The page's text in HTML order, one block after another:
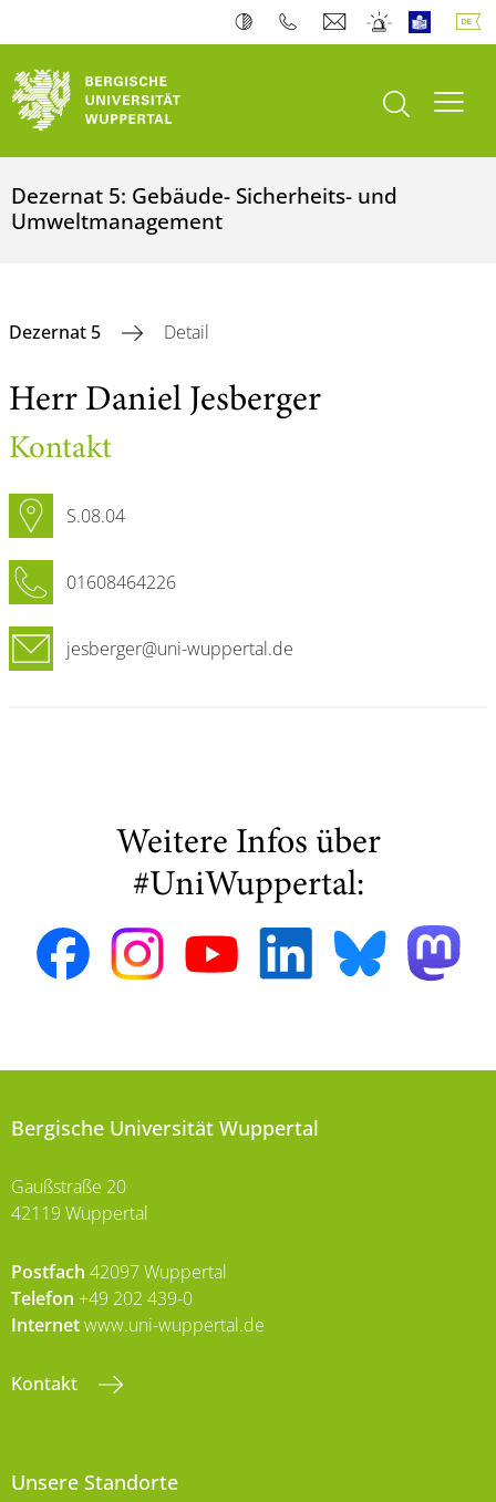
Suche öffnen
Dezernat 5: Gebäude- Sicherheits- und
Umweltmanagement
Dezernat 5 Detail
Herr Daniel Jesberger
Kontakt
S.08.04
01608464226
jesberger@uni-wuppertal.de
Weitere Infos über
#UniWuppertal:
Bergische Universität Wuppertal
Gaußstraße 20
42119 Wuppertal
Postfach 42097 Wuppertal
Telefon +49 202 439-0
Internetwww.uni-wuppertal.de
Kontakt
Unsere Standorte